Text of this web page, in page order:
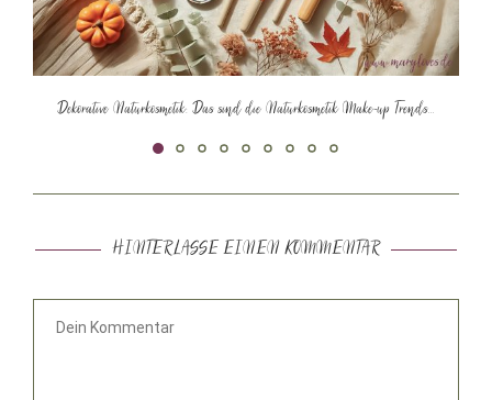
Dekorative Naturkosmetik: Das sind die Naturkosmetik Make-up Trends...
HINTERLASSE EINEN KOMMENTAR